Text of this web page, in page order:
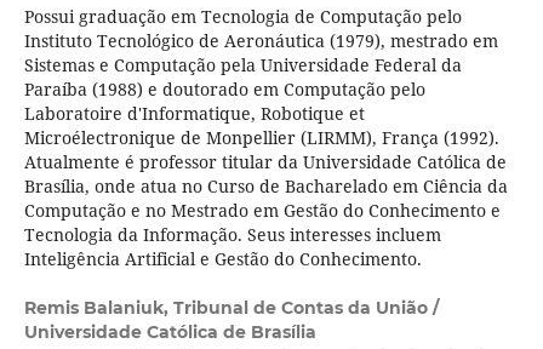
Possui graduação em Tecnologia de Computação pelo
Instituto Tecnológico de Aeronáutica (1979), mestrado em
Sistemas e Computação pela Universidade Federal da
Paraíba (1988) e doutorado em Computação pelo
Laboratoire d'Informatique, Robotique et
Microélectronique de Monpellier (LIRMM), França (1992).
Atualmente é professor titular da Universidade Católica de
Brasília, onde atua no Curso de Bacharelado em Ciência da
Computação e no Mestrado em Gestão do Conhecimento e
Tecnologia da Informação. Seus interesses incluem
Inteligência Artificial e Gestão do Conhecimento.
Remis Balaniuk, Tribunal de Contas da União /
Universidade Católica de Brasília